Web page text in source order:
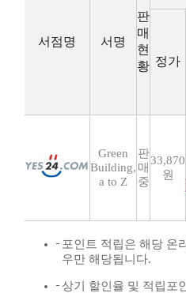
서점명 서명
판
매
현
황 정가
Green
Building,
a to Z
판
매
중
33,870
원
포인트 적립은 해당 온
우만 해당됩니다.
상기 할인율 및 적립포